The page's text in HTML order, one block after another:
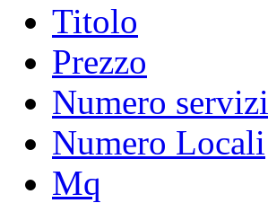
Titolo
Prezzo
Numero servizi
Numero Locali
Mq